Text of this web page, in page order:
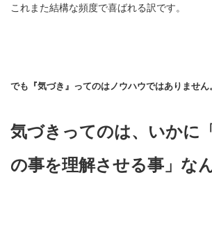
これまた結構な頻度で喜ばれる訳です。
でも『気づき』ってのはノウハウではありません
気づきってのは、いかに
の事を理解させる事」な